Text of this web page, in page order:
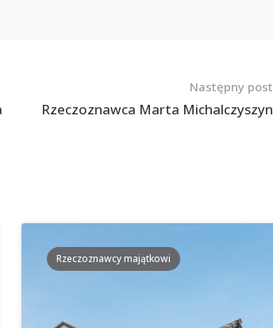
Następny post
Rzeczoznawca Marta Michalczyszyn
Rzeczoznawcy majątkowi